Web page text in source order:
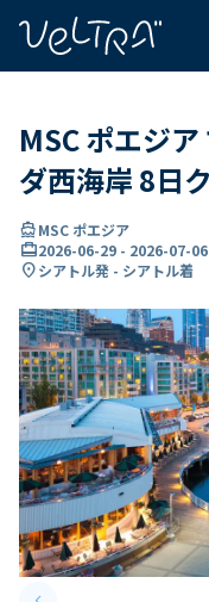
MSC ポエジ
ダ西海岸 8日
directions_boatMSC ポエジア
card_travel2026-06-29 - 2026-07-06
location_onシアトル発 - シアトル着